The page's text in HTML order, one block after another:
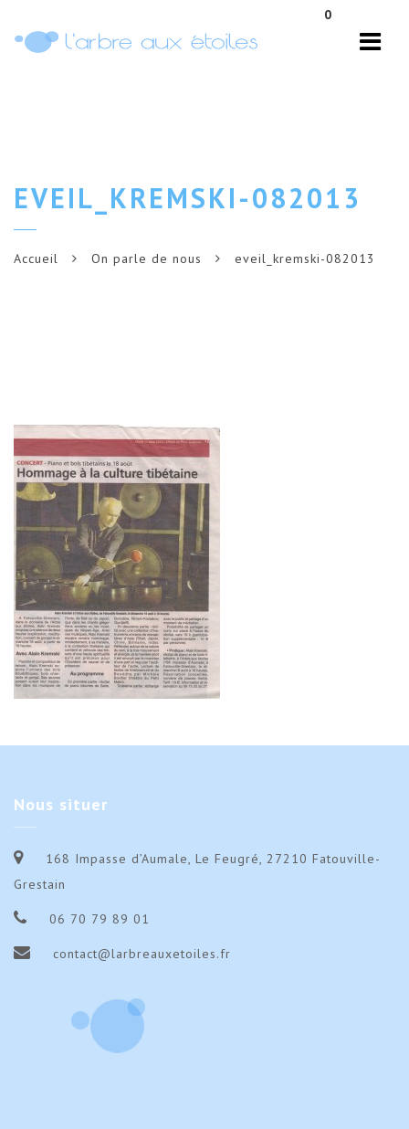
0
EVEIL_KREMSKI-082013
Accueil On parle de nous eveil_kremski-082013
Nous situer
168 Impasse d’Aumale, Le Feugré, 27210 Fatouville-
Grestain
06 70 79 89 01
contact@larbreauxetoiles.fr